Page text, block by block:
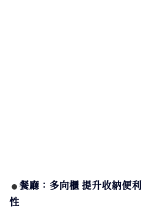
● 餐廳：多向櫃 提升收納便利
性